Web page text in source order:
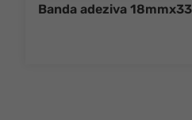
Banda adeziva